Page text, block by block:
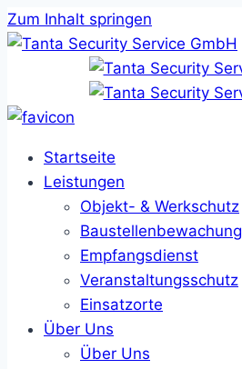
Zum Inhalt springen
Startseite
Leistungen
Objekt- & Werkschutz
Baustellenbewachung
Empfangsdienst
Veranstaltungsschutz
Einsatzorte
Über Uns
Über Uns